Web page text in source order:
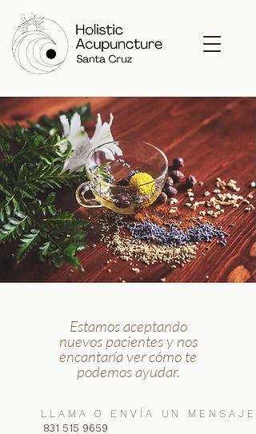
CONTACTO
Estamos aceptando
nuevos pacientes y nos
encantaría ver cómo te
podemos ayudar.
LLAMA O ENVÍA UN MENSAJE
831 515 9659